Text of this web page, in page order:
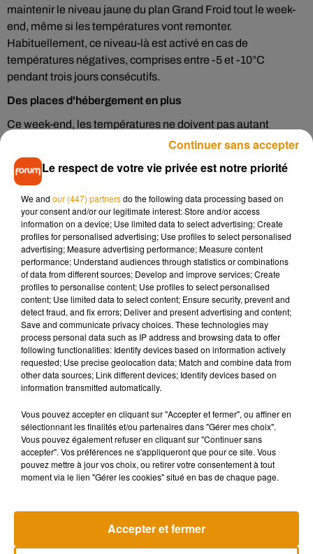
maintenir le niveau jaune du plan Grand Froid tout le week-
end, même si les températures vont remonter.
Habituellement, ce niveau-là est activé en cas de
températures négatives, comprises entre -5 et -10°C
pendant trois jours consécutifs.
Des places d'hébergement en plus
Ce week-end, les températures ne doivent pas autant
baisser, mais la préfecture maintient son plan Grand Froid
selon nos confrères de
de débloquer 58 places d'hébergement d'urgence
places sont déjà ouvertes à compter du 1er novembre. Si
vous voyez quelqu'un en difficulté dans le froid, n'hésitez pas
à composer le 115. En cas d'urgence vitale, faites le 15 ou le
18.
Musique
Pomme emprunte le décor de l’émission
« Loups Garous » pour son...
La version réécrite de « Beautiful Day »
interprétée lors des...
Le respect de votre vie privée est notre priorité
We and our (447) partnersdo the following data processing based on
your consent and/or our legitimate interest: Store and/or access
information on a device; Use limited data to select advertising; Create
profiles for personalised advertising; Use profiles to select personalised
advertising; Measure advertising performance; Measure content
performance; Understand audiences through statistics or combinations
of data from different sources; Develop and improve services; Create
profiles to personalise content; Use profiles to select personalised
content; Use limited data to select content; Ensure security, prevent and
detect fraud, and fix errors; Deliver and present advertising and content;
Save and communicate privacy choices. These technologies may
process personal data such as IP address and browsing data to offer
following functionalities: Identify devices based on information actively
requested; Use precise geolocation data; Match and combine data from
other data sources; Link different devices; Identify devices based on
information transmitted automatically.
Vous pouvez accepter en cliquant sur "Accepter et fermer", ou affiner en
sélectionnant les finalités et/ou partenaires dans "Gérer mes choix".
Vous pouvez également refuser en cliquant sur "Continuer sans
accepter". Vos préférences ne s'appliqueront que pour ce site. Vous
pouvez mettre à jour vos choix, ou retirer votre consentement à tout
moment via le lien "Gérer les cookies" situé en bas de chaque page.
Accepter et fermer
Continuer sans accepter